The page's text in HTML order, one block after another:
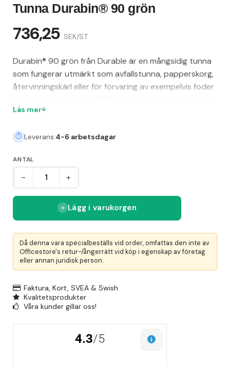
Tunna Durabin® 90 grön
736,25 SEK/ST
Durabin® 90 grön från Durable är en mångsidig tunna
som fungerar utmärkt som avfallstunna, papperskorg,
återvinningskärl eller för förvaring av exempelvis foder
praktiska bärhandtagen gör tunnan enkel att hantera.
lämplig för livsmedelshantering. För ökad flexibilitet
vagnar kan länkas samman för större kapacitet.
Läs mer
Leverans:4-6 arbetsdagar
ANTAL
- +
Lägg i varukorgen
Då denna vara specialbeställs vid order, omfattas den inte av
Officestore's retur-/ångerrätt vid köp i egenskap av företag
eller annan juridisk person.
Faktura, Kort, SVEA & Swish
Kvalitetsprodukter
Våra kunder gillar oss!